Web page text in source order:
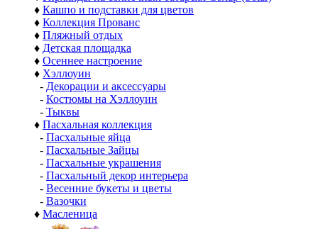
♦ Кашпо и подставки для цветов
♦ Коллекция Прованс
♦ Пляжный отдых
♦ Детская площадка
♦ Осеннее настроение
♦ Хэллоуин
- Декорации и аксессуары
- Костюмы на Хэллоуин
- Тыквы
♦ Пасхальная коллекция
- Пасхальные яйца
- Пасхальные Зайцы
- Пасхальные украшения
- Пасхальный декор интерьера
- Весенние букеты и цветы
- Вазочки
♦ Масленица